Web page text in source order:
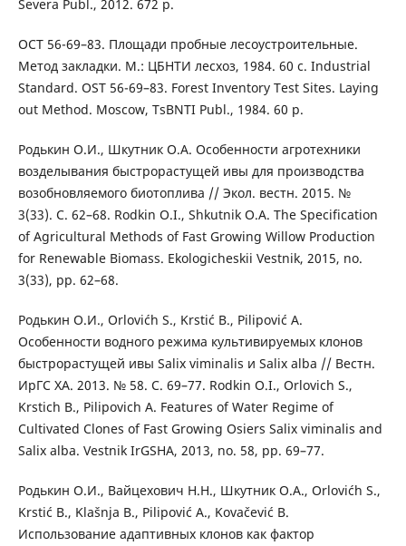
Severa Publ., 2012. 672 p.
ОСТ 56-69–83. Площади пробные лесоустроительные.
Метод закладки. M.: ЦБНТИ лесхоз, 1984. 60 с. Industrial
Standard. OST 56-69–83. Forest Inventory Test Sites. Laying
out Method. Moscow, TsBNTI Publ., 1984. 60 p.
Родькин О.И., Шкутник О.А. Особенности агротехники
возделывания быстрорастущей ивы для производства
возобновляемого биотоплива // Экол. вестн. 2015. №
3(33). С. 62–68. Rodkin O.I., Shkutnik O.А. The Specification
of Agricultural Methods of Fast Growing Willow Production
for Renewable Biomass. Ekologicheskii Vestnik, 2015, no.
3(33), pp. 62–68.
Родькин О.И., Orlovićh S., Krstić B., Pilipović A.
Особенности водного режима культивируемых клонов
быстрорастущей ивы Salix viminalis и Salix аlba // Вестн.
ИрГС ХА. 2013. № 58. С. 69–77. Rodkin O.I., Orlovich S.,
Krstich B., Pilipovich A. Features of Water Regime of
Cultivated Clones of Fast Growing Osiers Salix viminalis and
Salix alba. Vestnik IrGSHA, 2013, no. 58, pp. 69–77.
Родькин О.И., Вайцехович Н.Н., Шкутник О.А., Orlovićh S.,
Krstić B., Klašnja B., Pilipović A., Kovačević B.
Использование адаптивных клонов как фактор